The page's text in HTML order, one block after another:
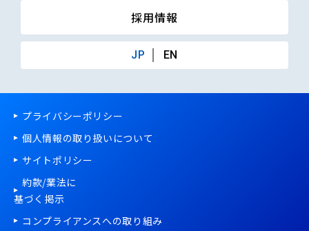
採用情報
JP EN
プライバシーポリシー
個人情報の取り扱いについて
サイトポリシー
約款/業法に
基づく掲示
コンプライアンスへの取り組み